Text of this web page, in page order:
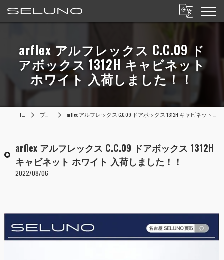
arflex アルフレックス C.C.09 ド
アボックス 1312H キャビネット
ホワイト 入荷しました！！
TOP ブログ arflex アルフレックス C.C.09 ドアボックス 1312H キャビネット ホワイト 入荷しました！！
arflex アルフレックス C.C.09 ドアボックス 1312H
キャビネット ホワイト 入荷しました！！
2022/08/06